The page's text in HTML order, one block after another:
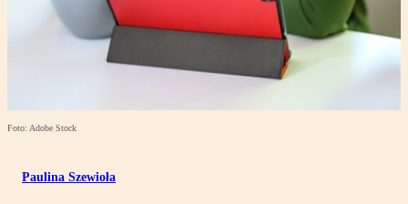
Foto: Adobe Stock
Paulina Szewioła